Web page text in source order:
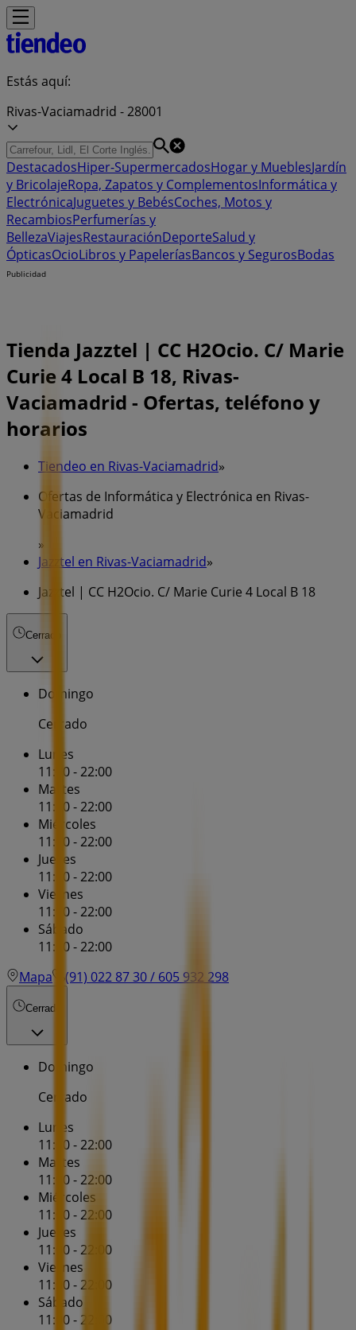
Estás aquí:
Rivas-Vaciamadrid - 28001
DestacadosHiper-SupermercadosHogar y MueblesJardín
y BricolajeRopa, Zapatos y ComplementosInformática y
ElectrónicaJuguetes y BebésCoches, Motos y
RecambiosPerfumerías y
BellezaViajesRestauraciónDeporteSalud y
ÓpticasOcioLibros y PapeleríasBancos y SegurosBodas
Publicidad
Tienda Jazztel | CC H2Ocio. C/ Marie
Curie 4 Local B 18, Rivas-
Vaciamadrid - Ofertas, teléfono y
horarios
Tiendeo en Rivas-Vaciamadrid»
Ofertas de Informática y Electrónica en Rivas-
Vaciamadrid
»
Jazztel en Rivas-Vaciamadrid»
Jazztel | CC H2Ocio. C/ Marie Curie 4 Local B 18
Cerrado
Domingo
Cerrado
Lunes
11:00 - 22:00
Martes
11:00 - 22:00
Miércoles
11:00 - 22:00
Jueves
11:00 - 22:00
Viernes
11:00 - 22:00
Sábado
11:00 - 22:00
Mapa
(91) 022 87 30 / 605 932 298
Cerrado
Domingo
Cerrado
Lunes
11:00 - 22:00
Martes
11:00 - 22:00
Miércoles
11:00 - 22:00
Jueves
11:00 - 22:00
Viernes
11:00 - 22:00
Sábado
11:00 - 22:00